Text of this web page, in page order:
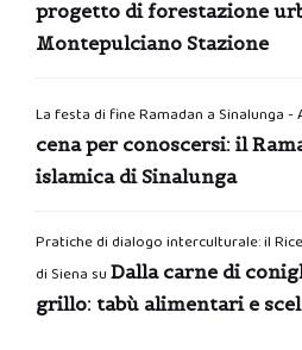
progetto di forestazione
Montepulciano Stazione
La festa di fine Ramadan a Sinalunga -
cena per conoscersi: il
islamica di Sinalunga
Pratiche di dialogo interculturale: il
di Siena su Dalla carne di
grillo: tabù alimentari e